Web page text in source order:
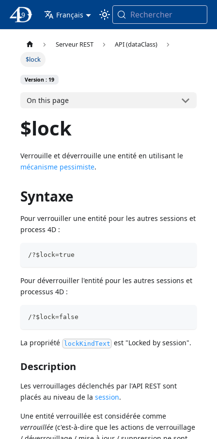
4D Documentation
19 Français Rechercher
Serveur REST
API (dataClass)
$lock
Version : 19
On this page
$lock
Verrouille et déverrouille une entité en utilisant le
mécanisme pessimiste.
Syntaxe
Pour verrouiller une entité pour les autres sessions et
process 4D :
/?$lock=true
Pour déverrouiller l'entité pour les autres sessions et
processus 4D :
/?$lock=false
La propriété lockKindText est "Locked by session".
Description
Les verrouillages déclenchés par l'API REST sont
placés au niveau de lasession.
Une entité verrouillée est considérée comme
verrouillée (c'est-à-dire que les actions de verrouillage